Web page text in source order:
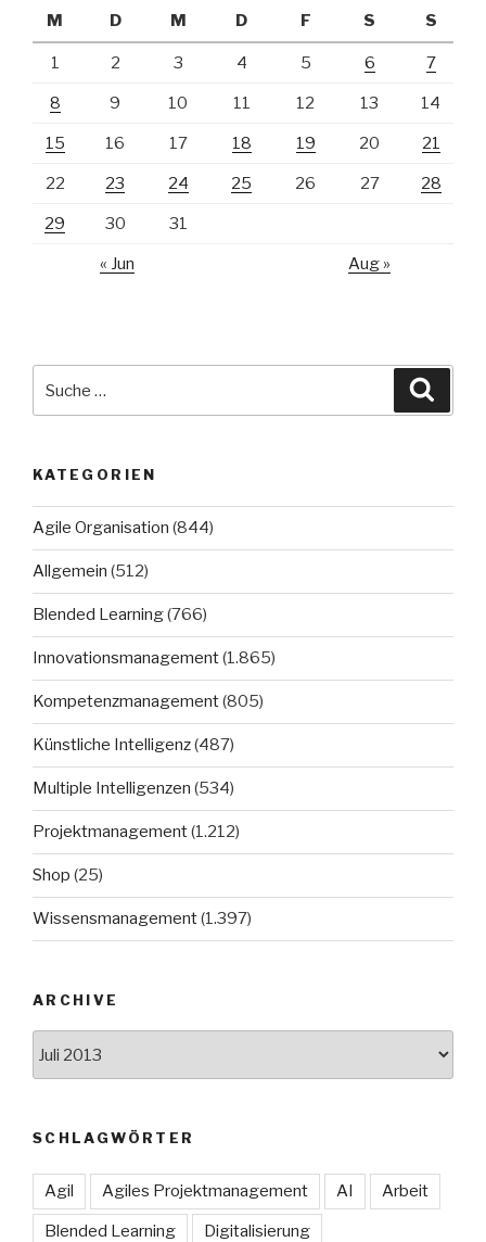
M
D M D F S S
1 2 3 4 5 6 7
8 9 10 11 12 13 14
15 16 17 18 19 20 21
22 23 24 25 26 27 28
29 30 31
« Jun Aug »
nach:
KATEGORIEN
Agile Organisation (844)
Allgemein (512)
Blended Learning(766)
Innovationsmanagement(1.865)
Kompetenzmanagement(805)
Künstliche Intelligenz(487)
Multiple Intelligenzen (534)
Projektmanagement(1.212)
Shop (25)
Wissensmanagement(1.397)
ARCHIVE
SCHLAGWÖRTER
Agil Agiles Projektmanagement AI Arbeit
Blended Learning Digitalisierung